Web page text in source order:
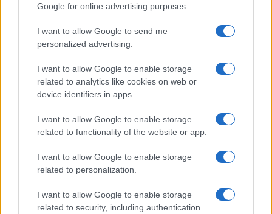
Google for online advertising purposes.
I want to allow Google to send me
personalized advertising.
I want to allow Google to enable storage
related to analytics like cookies on web or
device identifiers in apps.
I want to allow Google to enable storage
related to functionality of the website or app.
I want to allow Google to enable storage
related to personalization.
I want to allow Google to enable storage
related to security, including authentication
Volta a Portugal 2026: Francisco Campos vince la
prima tappa, Rui Oliveira nuovo leader
Andrea Conforti · 6 Ago 2026